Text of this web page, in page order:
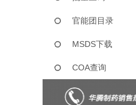
官能团目录
MSDS下载
COA查询